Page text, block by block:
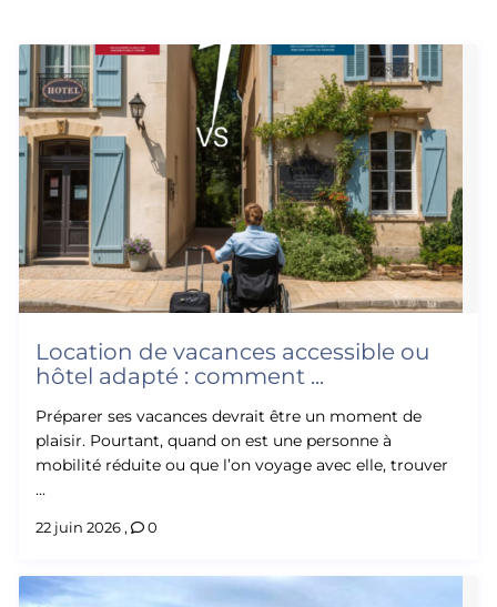
Location de vacances accessible ou
hôtel adapté : comment ...
Préparer ses vacances devrait être un moment de
plaisir. Pourtant, quand on est une personne à
mobilité réduite ou que l’on voyage avec elle, trouver
...
22 juin 2026 , 0